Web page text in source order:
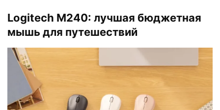
Logitech M240: лучшая бюджетная
мышь для путешествий